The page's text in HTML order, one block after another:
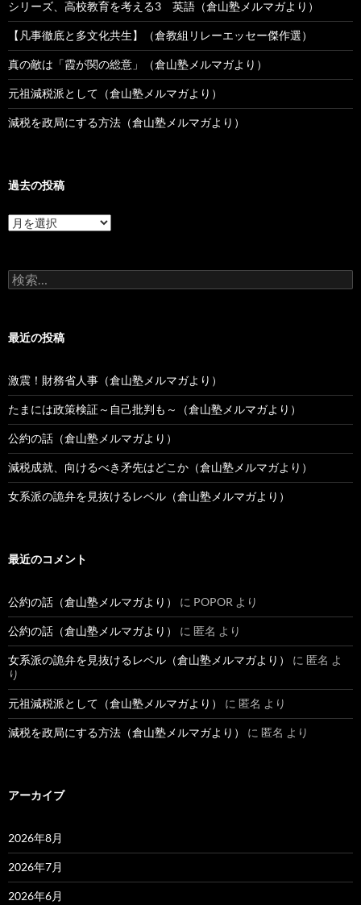
シリーズ、高校教育を考える3 英語（倉山塾メルマガより）
【凡事徹底と多文化共生】（倉教組リレーエッセー傑作選）
真の敵は「霞が関の総意」（倉山塾メルマガより）
元祖減税派として（倉山塾メルマガより）
減税を政局にする方法（倉山塾メルマガより）
過去の投稿
過
去
稿
検
索:
最近の投稿
激震！財務省人事（倉山塾メルマガより）
たまには政策検証～自己批判も～（倉山塾メルマガより）
公約の話（倉山塾メルマガより）
減税成就、向けるべき矛先はどこか（倉山塾メルマガより）
女系派の詭弁を見抜けるレベル（倉山塾メルマガより）
最近のコメント
公約の話（倉山塾メルマガより） に POPOR より
公約の話（倉山塾メルマガより） に 匿名 より
女系派の詭弁を見抜けるレベル（倉山塾メルマガより） に 匿名 よ
り
元祖減税派として（倉山塾メルマガより） に 匿名 より
減税を政局にする方法（倉山塾メルマガより） に 匿名 より
アーカイブ
2026年8月
2026年7月
2026年6月